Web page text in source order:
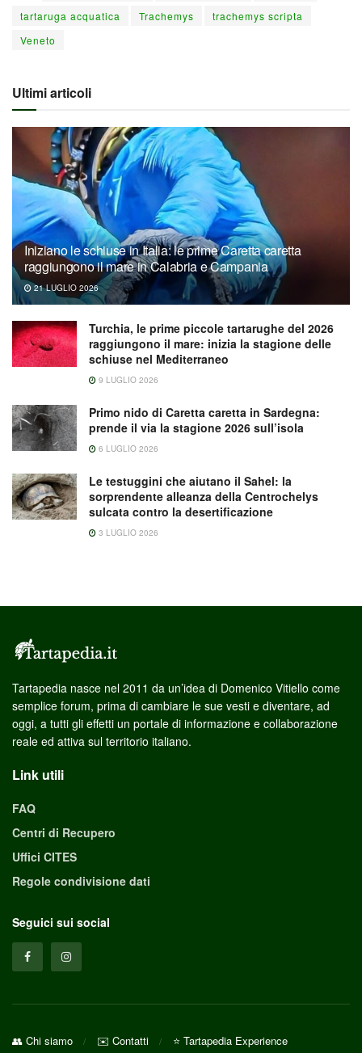
tartaruga acquatica
Trachemys
trachemys scripta
Veneto
Ultimi articoli
Iniziano le schiuse in Italia: le prime Caretta caretta
raggiungono il mare in Calabria e Campania
21 LUGLIO 2026
Turchia, le prime piccole tartarughe del 2026
raggiungono il mare: inizia la stagione delle
schiuse nel Mediterraneo
9 LUGLIO 2026
Primo nido di Caretta caretta in Sardegna:
prende il via la stagione 2026 sull’isola
6 LUGLIO 2026
Le testuggini che aiutano il Sahel: la
sorprendente alleanza della Centrochelys
sulcata contro la desertificazione
3 LUGLIO 2026
Tartapedia nasce nel 2011 da un’idea di Domenico Vitiello come
semplice forum, prima di cambiare le sue vesti e diventare, ad
oggi, a tutti gli effetti un portale di informazione e collaborazione
reale ed attiva sul territorio italiano.
Link utili
FAQ
Centri di Recupero
Uffici CITES
Regole condivisione dati
Seguici sui social
👥 Chi siamo ✉️ Contatti ⭐ Tartapedia Experience